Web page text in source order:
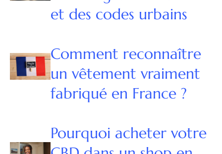
et des codes urbains
Comment reconnaître
un vêtement vraiment
fabriqué en France ?
Pourquoi acheter votre